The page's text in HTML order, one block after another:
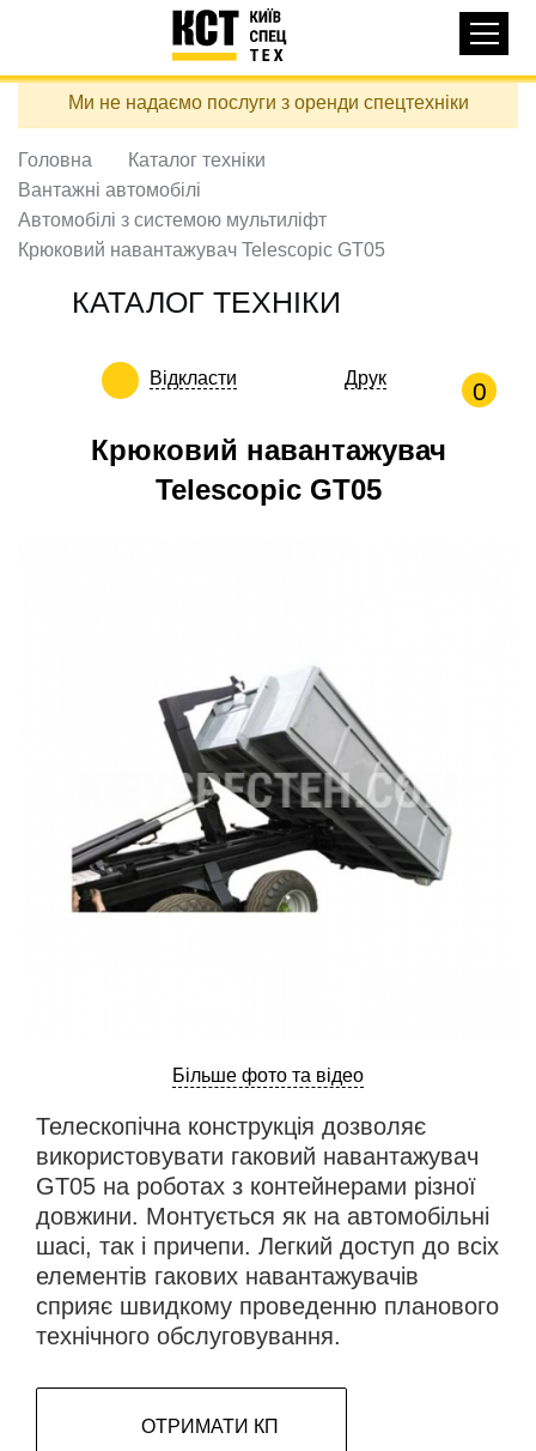
Перейти
вмісту
навигация
КАТАЛОГ ТЕХНІКИ
ДОСТАВКА ТА ОПЛАТА
ПРО НАС
ВІДГУКИ
КОНТАКТИ
КОРИСНІ СТАТТІ
Ми не надаємо послуги з оренди спецтехніки
Головна
Каталог техніки
Вантажні автомобілі
Автомобілі з системою мультиліфт
Крюковий навантажувач Telescopic GT05
КАТАЛОГ ТЕХНІКИ
Відкласти Друк 0
Крюковий навантажувач
Telescopic GT05
Більше фото та відео
Телескопічна конструкція дозволяє
використовувати гаковий навантажувач
GT05 на роботах з контейнерами різної
довжини. Монтується як на автомобільні
шасі, так і причепи. Легкий доступ до всіх
елементів гакових навантажувачів
сприяє швидкому проведенню планового
технічного обслуговування.
ОТРИМАТИ КП